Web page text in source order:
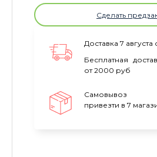
Сделать
Доставка 7
Бесплатная
от 2000 руб
Самовывоз
привезти в 7